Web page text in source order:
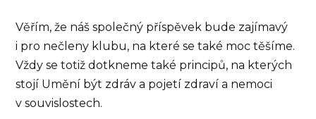
Věřím, že náš společný příspěvek bude zajímavý
i pro nečleny klubu, na které se také moc těšíme.
Vždy se totiž dotkneme také principů, na kterých
stojí Umění být zdráv a pojetí zdraví a nemoci
v souvislostech.